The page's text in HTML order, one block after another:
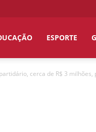
ESPORTE
cerca de R$ 3 milhões,